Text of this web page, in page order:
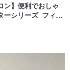
ン】便利でおしゃ
ーシリーズ_フィル
ットセット（ポ
プ2個、ポット